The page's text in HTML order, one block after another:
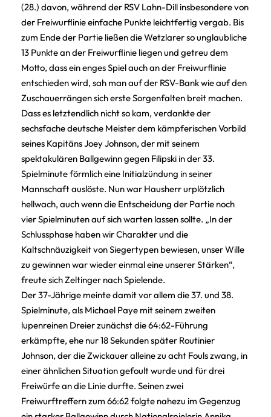
(28.) davon, während der RSV Lahn-Dill insbesondere von
der Freiwurflinie einfache Punkte leichtfertig vergab. Bis
zum Ende der Partie ließen die Wetzlarer so unglaubliche
13 Punkte an der Freiwurflinie liegen und getreu dem
Motto, dass ein enges Spiel auch an der Freiwurflinie
entschieden wird, sah man auf der RSV-Bank wie auf den
Zuschauerrängen sich erste Sorgenfalten breit machen.
Dass es letztendlich nicht so kam, verdankte der
sechsfache deutsche Meister dem kämpferischen Vorbild
seines Kapitäns Joey Johnson, der mit seinem
spektakulären Ballgewinn gegen Filipski in der 33.
Spielminute förmlich eine Initialzündung in seiner
Mannschaft auslöste. Nun war Hausherr urplötzlich
hellwach, auch wenn die Entscheidung der Partie noch
vier Spielminuten auf sich warten lassen sollte. „In der
Schlussphase haben wir Charakter und die
Kaltschnäuzigkeit von Siegertypen bewiesen, unser Wille
zu gewinnen war wieder einmal eine unserer Stärken“,
freute sich Zeltinger nach Spielende.
Der 37-Jährige meinte damit vor allem die 37. und 38.
Spielminute, als Michael Paye mit seinem zweiten
lupenreinen Dreier zunächst die 64:62-Führung
erkämpfte, ehe nur 18 Sekunden später Routinier
Johnson, der die Zwickauer alleine zu acht Fouls zwang, in
einer ähnlichen Situation gefoult wurde und für drei
Freiwürfe an die Linie durfte. Seinen zwei
Freiwurftreffern zum 66:62 folgte nahezu im Gegenzug